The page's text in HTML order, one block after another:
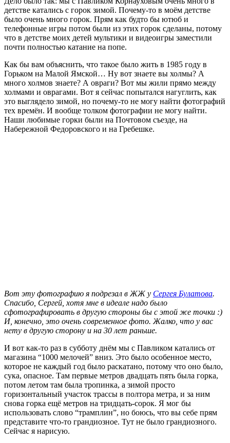
детстве катались с горок зимой. Почему-то в моём детстве
было очень много горок. Прям как будто бы ютюб и
телефонные игры потом были из этих горок сделаны, потому
что в детстве моих детей мультики и видеоигры заместили
почти полностью катание на попе.
Как бы вам объяснить, что такое было жить в 1985 году в
Горьком на Малой Ямской… Ну вот знаете вы холмы? А
много холмов знаете? А овраги? Вот мы жили прямо между
холмами и оврагами. Вот я сейчас попытался нагуглить, как
это выглядело зимой, но почему-то не могу найти фотографий
тех времён. И вообще толком фотографии не могу найти.
Наши любимые горки были на Почтовом съезде, на
Набережной Федоровского и на Гребешке.
Вот эту фотографию я подрезал в ЖЖ у Сергея Булатова.
Спасибо, Сергей, хотя мне в идеале надо было
сфотографировать в другую стороны бы с этой же точки :)
И, конечно, это очень современное фото. Жалко, что у вас
нету в другую сторону и на 30 лет раньше.
И вот как-то раз в субботу днём мы с Павликом катались от
магазина “1000 мелочей” вниз. Это было особенное место,
которое не каждый год было раскатано, потому что оно было,
сука, опасное. Там первые метров двадцать пять была горка,
потом летом там была тропинка, а зимой просто
горизонтальный участок трассы в полтора метра, и за ним
снова горка ещё метров на тридцать-сорок. Я мог бы
использовать слово “трамплин”, но боюсь, что вы себе прям
представите что-то грандиозное. Тут не было грандиозного.
Сейчас я нарисую.